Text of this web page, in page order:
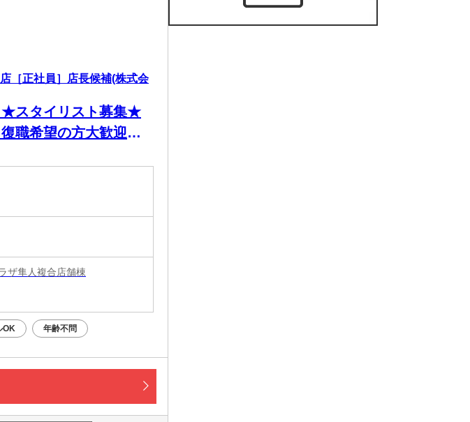
［正社員］店長候補(株式会
★スタイリスト募集★
職希望の方大歓迎◎
ザ隼人複合店舗棟
OK 年齢不問